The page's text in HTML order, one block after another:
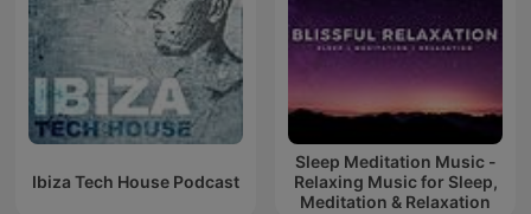
Ibiza Tech House Podcast
Sleep Meditation Music -
Relaxing Music for Sleep,
Meditation & Relaxation